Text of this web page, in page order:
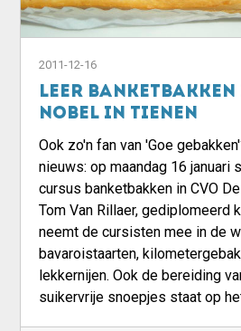
2011-12-16
Leer banketbakken
Nobel in Tienen
Ook zo'n fan van 'Goe
nieuws: op maandag 16 januari
cursus banketbakken in CVO
Tom Van Rillaer, gediplomeerd
neemt de cursisten mee in de
bavaroistaarten,
lekkernijen. Ook de bereiding
suikervrije snoepjes staat op